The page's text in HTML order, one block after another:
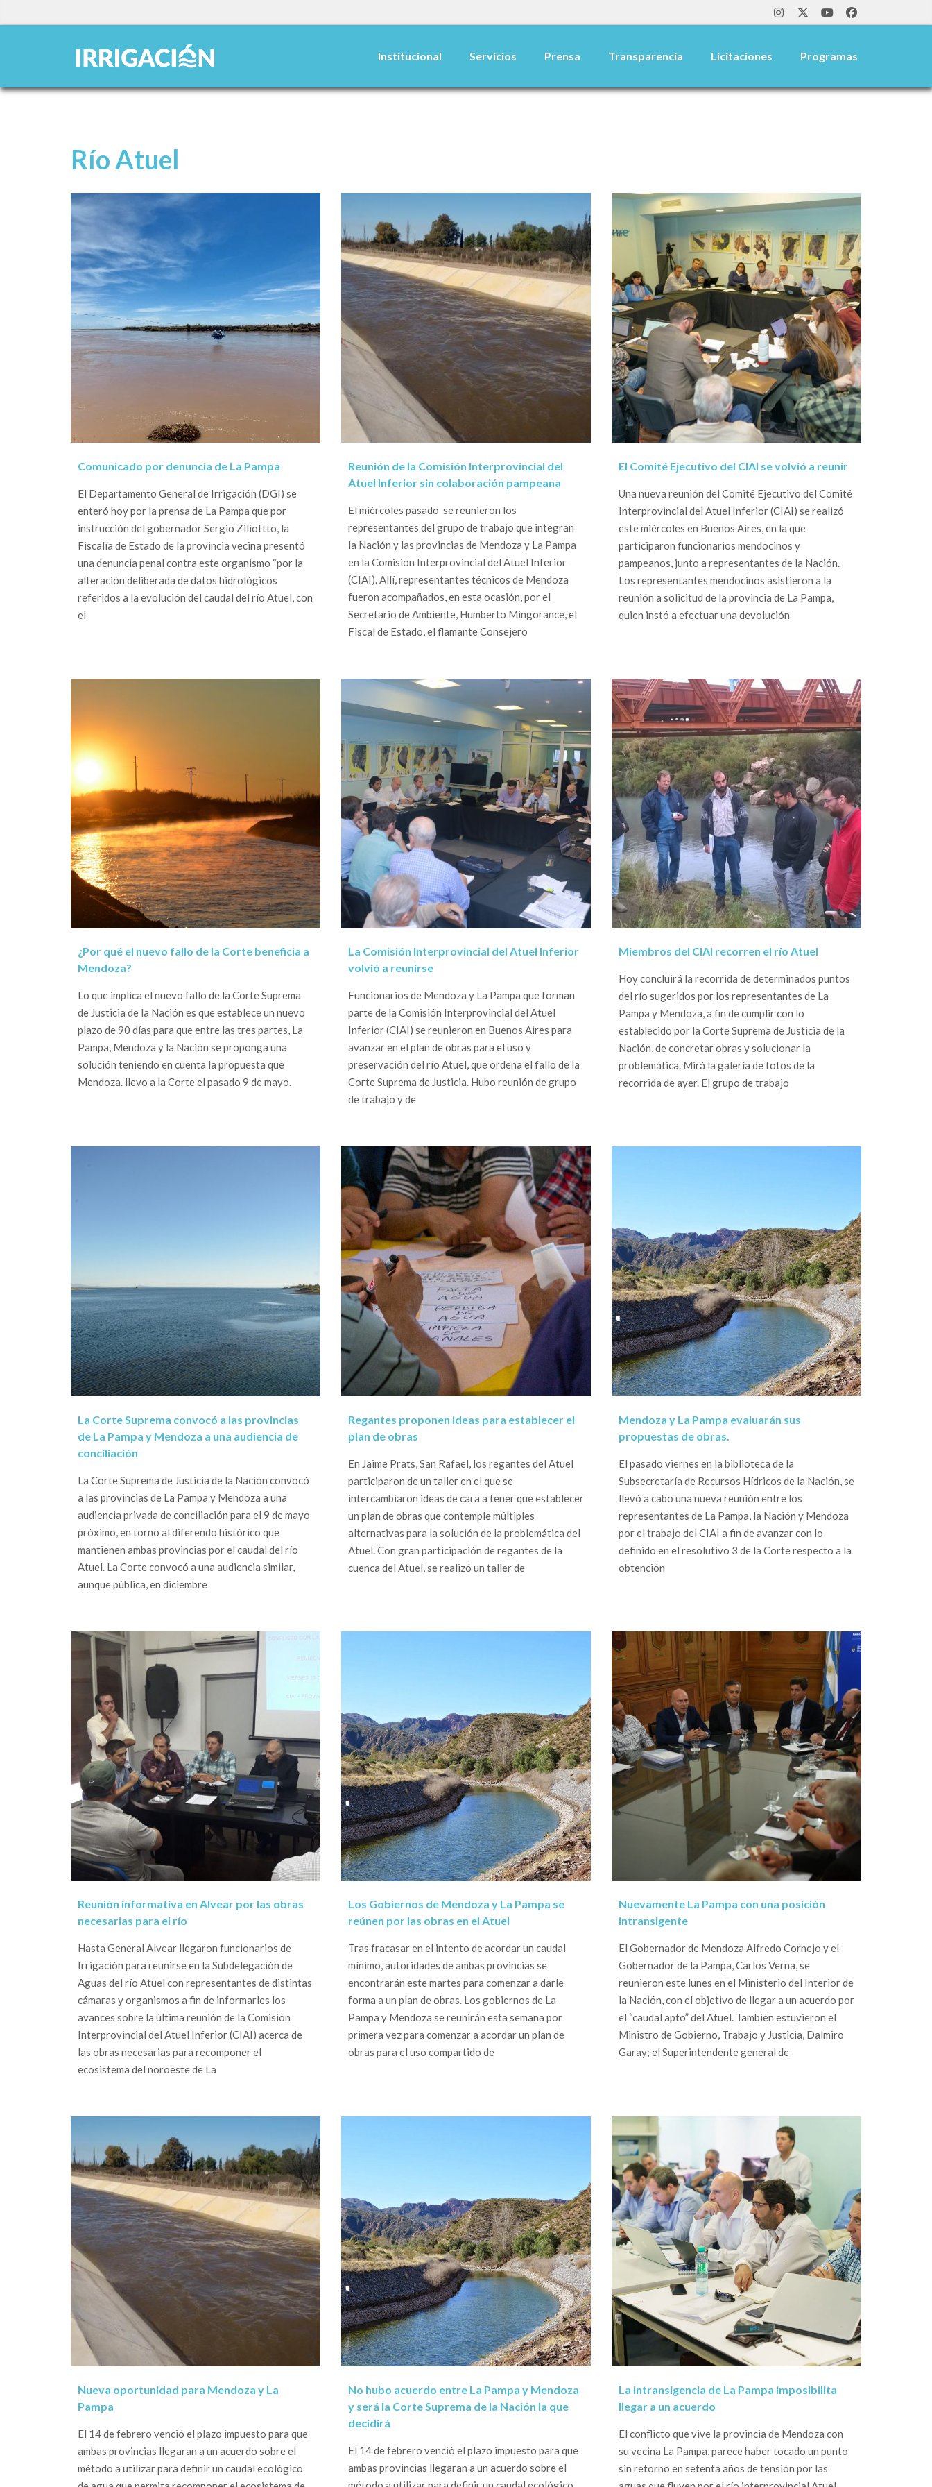
Institucional Servicios Prensa Transparencia Licitaciones Programas
Río Atuel
Comunicado por denuncia de La Pampa
El Departamento General de Irrigación (DGI) se
enteró hoy por la prensa de La Pampa que por
instrucción del gobernador Sergio Ziliottto, la
Fiscalía de Estado de la provincia vecina presentó
una denuncia penal contra este organismo “por la
alteración deliberada de datos hidrológicos
referidos a la evolución del caudal del río Atuel, con
el
Reunión de la Comisión Interprovincial del
Atuel Inferior sin colaboración pampeana
El miércoles pasado se reunieron los
representantes del grupo de trabajo que integran
la Nación y las provincias de Mendoza y La Pampa
en la Comisión Interprovincial del Atuel Inferior
(CIAI). Allí, representantes técnicos de Mendoza
fueron acompañados, en esta ocasión, por el
Secretario de Ambiente, Humberto Mingorance, el
Fiscal de Estado, el flamante Consejero
El Comité Ejecutivo del CIAI se volvió a reunir
Una nueva reunión del Comité Ejecutivo del Comité
Interprovincial del Atuel Inferior (CIAI) se realizó
este miércoles en Buenos Aires, en la que
participaron funcionarios mendocinos y
pampeanos, junto a representantes de la Nación.
Los representantes mendocinos asistieron a la
reunión a solicitud de la provincia de La Pampa,
quien instó a efectuar una devolución
¿Por qué el nuevo fallo de la Corte beneficia a
Mendoza?
Lo que implica el nuevo fallo de la Corte Suprema
de Justicia de la Nación es que establece un nuevo
plazo de 90 días para que entre las tres partes, La
Pampa, Mendoza y la Nación se proponga una
solución teniendo en cuenta la propuesta que
Mendoza. llevo a la Corte el pasado 9 de mayo.
La Comisión Interprovincial del Atuel Inferior
volvió a reunirse
Funcionarios de Mendoza y La Pampa que forman
parte de la Comisión Interprovincial del Atuel
Inferior (CIAI) se reunieron en Buenos Aires para
avanzar en el plan de obras para el uso y
preservación del río Atuel, que ordena el fallo de la
Corte Suprema de Justicia. Hubo reunión de grupo
de trabajo y de
Miembros del CIAI recorren el río Atuel
Hoy concluirá la recorrida de determinados puntos
del río sugeridos por los representantes de La
Pampa y Mendoza, a fin de cumplir con lo
establecido por la Corte Suprema de Justicia de la
Nación, de concretar obras y solucionar la
problemática. Mirá la galería de fotos de la
recorrida de ayer. El grupo de trabajo
La Corte Suprema convocó a las provincias
de La Pampa y Mendoza a una audiencia de
conciliación
La Corte Suprema de Justicia de la Nación convocó
a las provincias de La Pampa y Mendoza a una
audiencia privada de conciliación para el 9 de mayo
próximo, en torno al diferendo histórico que
mantienen ambas provincias por el caudal del río
Atuel. La Corte convocó a una audiencia similar,
aunque pública, en diciembre
Regantes proponen ideas para establecer el
plan de obras
En Jaime Prats, San Rafael, los regantes del Atuel
participaron de un taller en el que se
intercambiaron ideas de cara a tener que establecer
un plan de obras que contemple múltiples
alternativas para la solución de la problemática del
Atuel. Con gran participación de regantes de la
cuenca del Atuel, se realizó un taller de
Mendoza y La Pampa evaluarán sus
propuestas de obras.
El pasado viernes en la biblioteca de la
Subsecretaría de Recursos Hídricos de la Nación, se
llevó a cabo una nueva reunión entre los
representantes de La Pampa, la Nación y Mendoza
por el trabajo del CIAI a fin de avanzar con lo
definido en el resolutivo 3 de la Corte respecto a la
obtención
Reunión informativa en Alvear por las obras
necesarias para el río
Hasta General Alvear llegaron funcionarios de
Irrigación para reunirse en la Subdelegación de
Aguas del río Atuel con representantes de distintas
cámaras y organismos a fin de informarles los
avances sobre la última reunión de la Comisión
Interprovincial del Atuel Inferior (CIAI) acerca de
las obras necesarias para recomponer el
ecosistema del noroeste de La
Los Gobiernos de Mendoza y La Pampa se
reúnen por las obras en el Atuel
Tras fracasar en el intento de acordar un caudal
mínimo, autoridades de ambas provincias se
encontrarán este martes para comenzar a darle
forma a un plan de obras. Los gobiernos de La
Pampa y Mendoza se reunirán esta semana por
primera vez para comenzar a acordar un plan de
obras para el uso compartido de
Nuevamente La Pampa con una posición
intransigente
El Gobernador de Mendoza Alfredo Cornejo y el
Gobernador de la Pampa, Carlos Verna, se
reunieron este lunes en el Ministerio del Interior de
la Nación, con el objetivo de llegar a un acuerdo por
el “caudal apto” del Atuel. También estuvieron el
Ministro de Gobierno, Trabajo y Justicia, Dalmiro
Garay; el Superintendente general de
Nueva oportunidad para Mendoza y La
Pampa
El 14 de febrero venció el plazo impuesto para que
ambas provincias llegaran a un acuerdo sobre el
método a utilizar para definir un caudal ecológico
No hubo acuerdo entre La Pampa y Mendoza
y será la Corte Suprema de la Nación la que
decidirá
El 14 de febrero venció el plazo impuesto para que
ambas provincias llegaran a un acuerdo sobre el
La intransigencia de La Pampa imposibilita
llegar a un acuerdo
El conflicto que vive la provincia de Mendoza con
su vecina La Pampa, parece haber tocado un punto
sin retorno en setenta años de tensión por las